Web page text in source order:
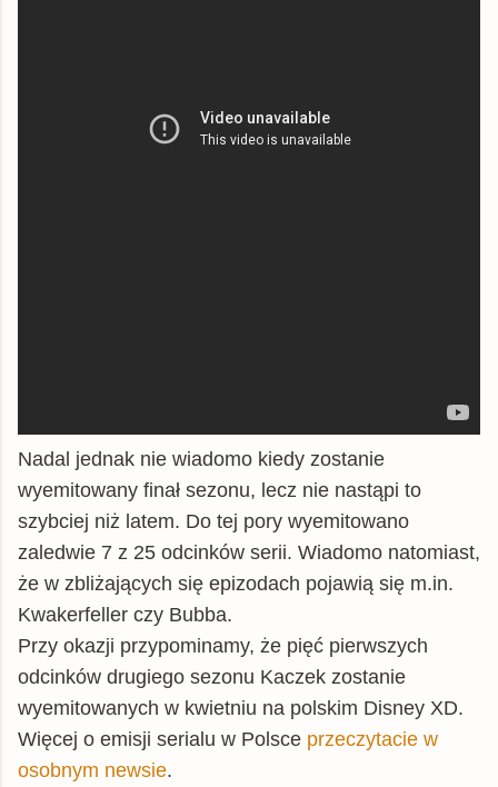
Nadal jednak nie wiadomo kiedy zostanie
wyemitowany finał sezonu, lecz nie nastąpi to
szybciej niż latem. Do tej pory wyemitowano
zaledwie 7 z 25 odcinków serii. Wiadomo natomiast,
że w zbliżających się epizodach pojawią się m.in.
Kwakerfeller czy Bubba.
Przy okazji przypominamy, że pięć pierwszych
odcinków drugiego sezonu Kaczek zostanie
wyemitowanych w kwietniu na polskim Disney XD.
Więcej o emisji serialu w Polsce przeczytacie w
osobnym newsie.